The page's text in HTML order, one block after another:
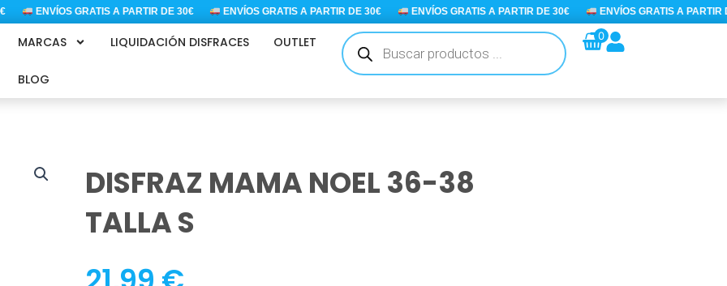
ENVÍOS GRATIS A PARTIR DE 30€ ENVÍOS GRATIS A PARTIR DE 30€ ENVÍOS GRATIS A PARTIR DE 30€ ENVÍOS GRATIS A PARTIR DE
MARCAS LIQUIDACIÓN DISFRACES OUTLET
BLOG
Búsqueda
de
productos
0
DISFRAZ MAMA NOEL 36-38
TALLA S